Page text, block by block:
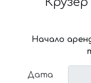
Начало
Дата